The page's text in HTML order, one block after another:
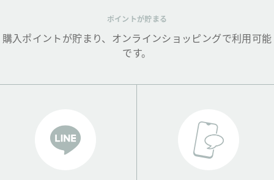
ポイントが貯まる
購入ポイントが貯まり、オンラインショッピングで利用可能
です。